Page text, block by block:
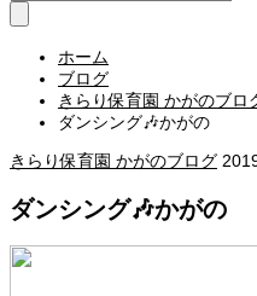
ホーム
ブログ
きらり保育園 かがのブロ
ダンシング🎶かがの
きらり保育園 かがのブログ
ダンシング🎶かがの